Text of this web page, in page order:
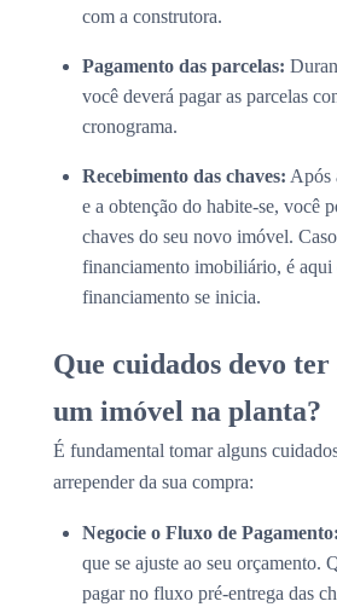
com a construtora.
Pagamento das parcelas:
você deverá pagar as parcelas
cronograma.
Recebimento das chaves: Após
e a obtenção do habite-se, você
chaves do seu novo imóvel.
financiamento imobiliário, é aqui
financiamento se inicia.
Que cuidados devo
um imóvel na planta?
É fundamental tomar alguns
arrepender da sua compra:
Negocie o Fluxo de Pagamento:
que se ajuste ao seu orçamento.
pagar no fluxo pré-entrega das